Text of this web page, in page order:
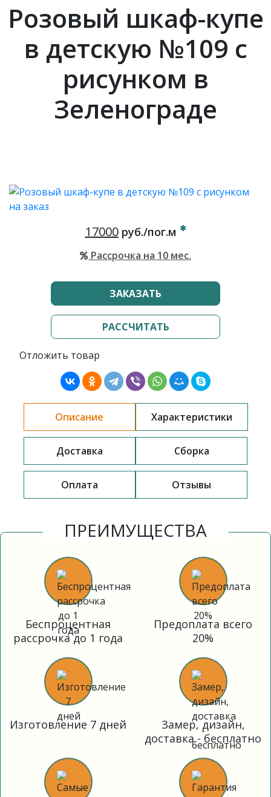
Розовый шкаф-купе
в детскую №109 с
рисунком в
Зеленограде
17000руб./пог.м
Рассрочка на 10 мес.
ЗАКАЗАТЬ
РАССЧИТАТЬ
Отложить товар
Описание Характеристики
Доставка Сборка
Оплата Отзывы
ПРЕИМУЩЕСТВА
Беспроцентная
рассрочка до 1 года
Предоплата всего
20%
Изготовление 7 дней
Замер, дизайн,
доставка - бесплатно